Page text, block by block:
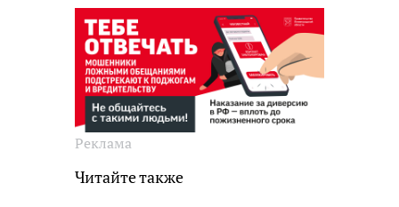
Реклама
Читайте также